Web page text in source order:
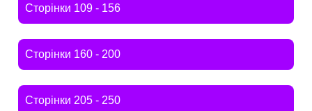
Сторінки 109 - 156
Сторінки 160 - 200
Сторінки 205 - 250